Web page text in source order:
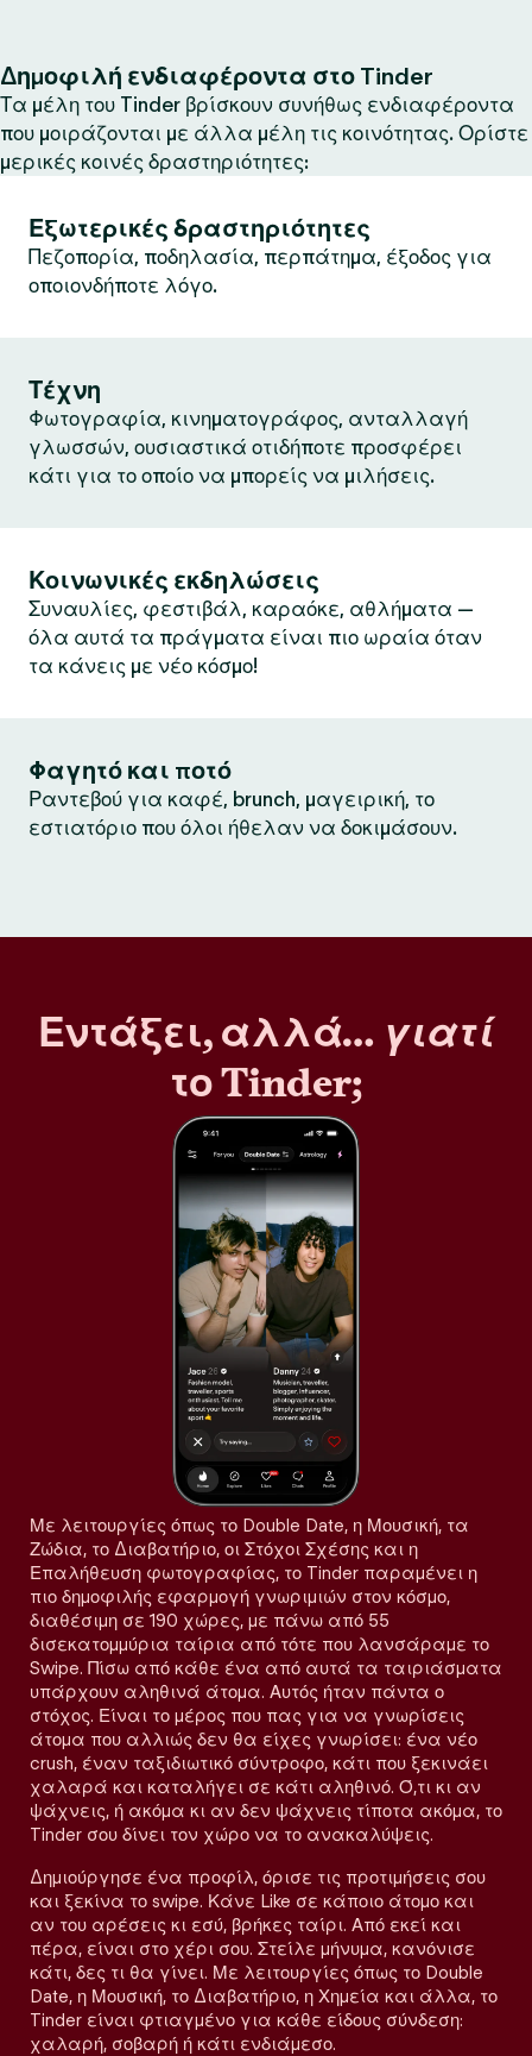
Δημοφιλή ενδιαφέροντα στο Tinder
Τα μέλη του Tinder βρίσκουν συνήθως ενδιαφέροντα
που μοιράζονται με άλλα μέλη τις κοινότητας. Ορίστε
μερικές κοινές δραστηριότητες:
Εξωτερικές δραστηριότητες
Πεζοπορία, ποδηλασία, περπάτημα, έξοδος για
οποιονδήποτε λόγο.
Τέχνη
Φωτογραφία, κινηματογράφος, ανταλλαγή
γλωσσών, ουσιαστικά οτιδήποτε προσφέρει
κάτι για το οποίο να μπορείς να μιλήσεις.
Κοινωνικές εκδηλώσεις
Συναυλίες, φεστιβάλ, καραόκε, αθλήματα —
όλα αυτά τα πράγματα είναι πιο ωραία όταν
τα κάνεις με νέο κόσμο!
Φαγητό και ποτό
Ραντεβού για καφέ, brunch, μαγειρική, το
εστιατόριο που όλοι ήθελαν να δοκιμάσουν.
Εντάξει, αλλά… γιατί
το Tinder;
Με λειτουργίες όπως το Double Date, η Μουσική, τα
Ζώδια, το Διαβατήριο, οι Στόχοι Σχέσης και η
Επαλήθευση φωτογραφίας, το Tinder παραμένει η
πιο δημοφιλής εφαρμογή γνωριμιών στον κόσμο,
διαθέσιμη σε 190 χώρες, με πάνω από 55
δισεκατομμύρια ταίρια από τότε που λανσάραμε το
Swipe. Πίσω από κάθε ένα από αυτά τα ταιριάσματα
υπάρχουν αληθινά άτομα. Αυτός ήταν πάντα ο
στόχος. Είναι το μέρος που πας για να γνωρίσεις
άτομα που αλλιώς δεν θα είχες γνωρίσει: ένα νέο
crush, έναν ταξιδιωτικό σύντροφο, κάτι που ξεκινάει
χαλαρά και καταλήγει σε κάτι αληθινό. Ό,τι κι αν
ψάχνεις, ή ακόμα κι αν δεν ψάχνεις τίποτα ακόμα, το
Tinder σου δίνει τον χώρο να το ανακαλύψεις.
Δημιούργησε ένα προφίλ, όρισε τις προτιμήσεις σου
και ξεκίνα το swipe. Κάνε Like σε κάποιο άτομο και
αν του αρέσεις κι εσύ, βρήκες ταίρι. Από εκεί και
πέρα, είναι στο χέρι σου. Στείλε μήνυμα, κανόνισε
κάτι, δες τι θα γίνει. Με λειτουργίες όπως το Double
Date, η Μουσική, το Διαβατήριο, η Χημεία και άλλα, το
Tinder είναι φτιαγμένο για κάθε είδους σύνδεση:
χαλαρή, σοβαρή ή κάτι ενδιάμεσο.